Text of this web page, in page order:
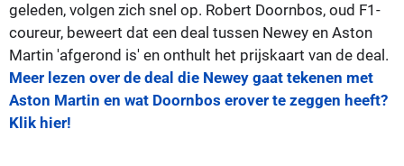
geleden, volgen zich snel op. Robert Doornbos, oud F1-
coureur, beweert dat een deal tussen Newey en Aston
Martin 'afgerond is' en onthult het prijskaart van de deal.
Meer lezen over de deal die Newey gaat tekenen met
Aston Martin en wat Doornbos erover te zeggen heeft?
Klik hier!